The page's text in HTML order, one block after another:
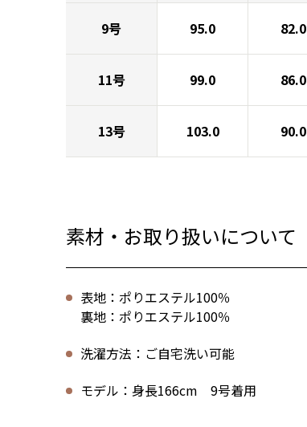
9号 95.0 82.0
11号 99.0 86.0
13号 103.0 90.0
素材・お取り扱いについて
表地：ポりエステル100％
裏地：ポりエステル100％
洗濯方法：ご自宅洗い可能
モデル：身長166cm 9号着用